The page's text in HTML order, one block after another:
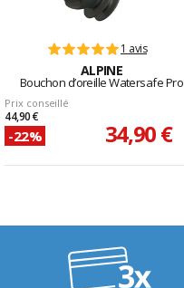
1 avis
ALPINE
Bouchon d’oreille Watersafe Pro
Prix conseillé
44,90 €
-22% 34,90 €